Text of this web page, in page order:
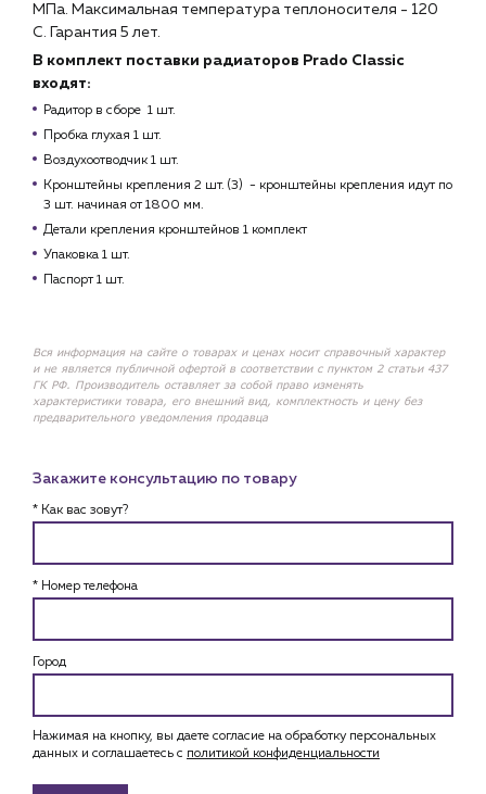
МПа. Максимальная температура теплоносителя - 120
С. Гарантия 5 лет.
В комплект поставки радиаторов Prado Classic
входят:
Радитор в сборе 1 шт.
Пробка глухая 1 шт.
Воздухоотводчик 1 шт.
Кронштейны крепления 2 шт. (3) - кронштейны крепления идут по
3 шт. начиная от 1800 мм.
Детали крепления кронштейнов 1 комплект
Упаковка 1 шт.
Паспорт 1 шт.
Вся информация на сайте о товарах и ценах носит справочный характер
и не является публичной офертой в соответствии с пунктом 2 статьи 437
ГК РФ. Производитель оставляет за собой право изменять
характеристики товара, его внешний вид, комплектность и цену без
предварительного уведомления продавца
Закажите консультацию по товару
* Как вас зовут?
* Номер телефона
Город
Нажимая на кнопку, вы даете согласие на обработку персональных
данных и соглашаетесь c политикой конфиденциальности